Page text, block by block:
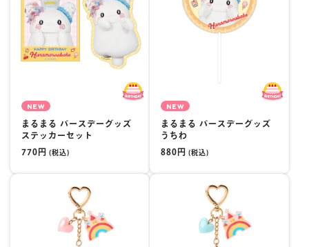
NEW
まるまる バースデーグッズ
ステッカーセット
770円 (税込)
NEW
まるまる バースデーグッズ
うちわ
880円 (税込)